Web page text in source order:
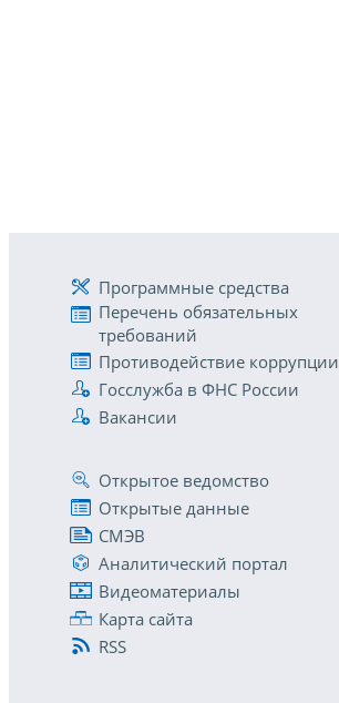
Программные средства
Перечень обязательных
требований
Противодействие коррупции
Госслужба в ФНС России
Вакансии
Открытое ведомство
Открытые данные
СМЭВ
Аналитический портал
Видеоматериалы
Карта сайта
RSS